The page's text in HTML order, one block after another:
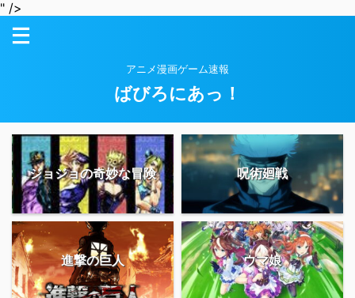
" />
アニメ漫画ゲーム速報
ばびろにあっ！
ジョジョの奇妙な冒険 呪術廻戦
進撃の巨人 ウマ娘